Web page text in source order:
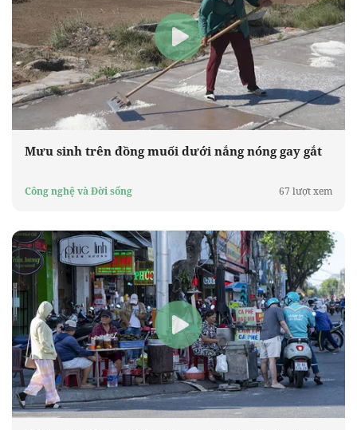
Mưu sinh trên đồng muối dưới nắng nóng gay gắt
Công nghệ và Đời sống 67 lượt xem